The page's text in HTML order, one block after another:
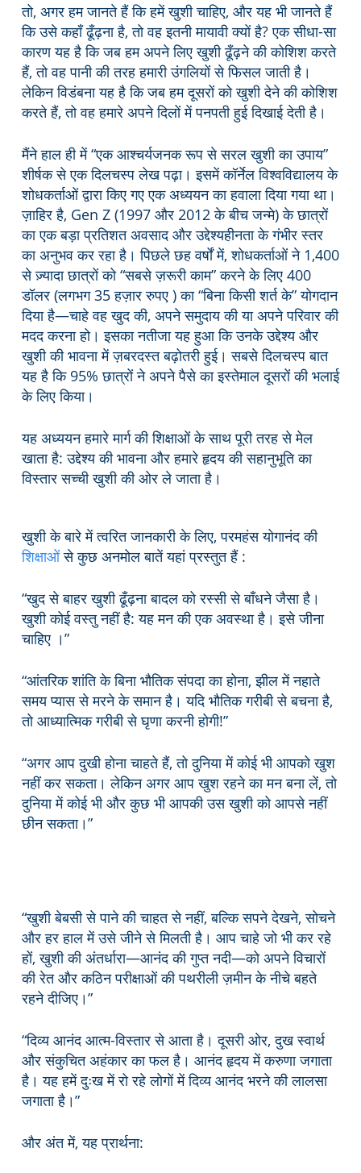
तो, अगर हम जानते हैं कि हमें खुशी चाहिए, और यह भी जानते हैं
कि उसे कहाँ ढूँढ़ना है, तो वह इतनी मायावी क्यों है? एक सीधा-सा
कारण यह है कि जब हम अपने लिए खुशी ढूँढ़ने की कोशिश करते
हैं, तो वह पानी की तरह हमारी उंगलियों से फिसल जाती है।
लेकिन विडंबना यह है कि जब हम दूसरों को खुशी देने की कोशिश
करते हैं, तो वह हमारे अपने दिलों में पनपती हुई दिखाई देती है।
मैंने हाल ही में “एक आश्चर्यजनक रूप से सरल खुशी का उपाय”
शीर्षक से एक दिलचस्प लेख पढ़ा। इसमें कॉर्नेल विश्वविद्यालय के
शोधकर्ताओं द्वारा किए गए एक अध्ययन का हवाला दिया गया था।
ज़ाहिर है, Gen Z (1997 और 2012 के बीच जन्मे) के छात्रों
का एक बड़ा प्रतिशत अवसाद और उद्देश्यहीनता के गंभीर स्तर
का अनुभव कर रहा है। पिछले छह वर्षों में, शोधकर्ताओं ने 1,400
से ज़्यादा छात्रों को “सबसे ज़रूरी काम” करने के लिए 400
डॉलर (लगभग 35 हज़ार रुपए ) का “बिना किसी शर्त के” योगदान
दिया है—चाहे वह खुद की, अपने समुदाय की या अपने परिवार की
मदद करना हो। इसका नतीजा यह हुआ कि उनके उद्देश्य और
खुशी की भावना में ज़बरदस्त बढ़ोतरी हुई। सबसे दिलचस्प बात
यह है कि 95% छात्रों ने अपने पैसे का इस्तेमाल दूसरों की भलाई
के लिए किया।
यह अध्ययन हमारे मार्ग की शिक्षाओं के साथ पूरी तरह से मेल
खाता है: उद्देश्य की भावना और हमारे हृदय की सहानुभूति का
विस्तार सच्ची खुशी की ओर ले जाता है।
खुशी के बारे में त्वरित जानकारी के लिए, परमहंस योगानंद की
शिक्षाओंसे कुछ अनमोल बातें यहां प्रस्तुत हैं :
“खुद से बाहर खुशी ढूँढ़ना बादल को रस्सी से बाँधने जैसा है।
खुशी कोई वस्तु नहीं है: यह मन की एक अवस्था है। इसे जीना
चाहिए ।”
“आंतरिक शांति के बिना भौतिक संपदा का होना, झील में नहाते
समय प्यास से मरने के समान है। यदि भौतिक गरीबी से बचना है,
तो आध्यात्मिक गरीबी से घृणा करनी होगी!”
“अगर आप दुखी होना चाहते हैं, तो दुनिया में कोई भी आपको खुश
नहीं कर सकता। लेकिन अगर आप खुश रहने का मन बना लें, तो
दुनिया में कोई भी और कुछ भी आपकी उस खुशी को आपसे नहीं
छीन सकता।”
“खुशी बेबसी से पाने की चाहत से नहीं, बल्कि सपने देखने, सोचने
और हर हाल में उसे जीने से मिलती है। आप चाहे जो भी कर रहे
हों, खुशी की अंतर्धारा—आनंद की गुप्त नदी—को अपने विचारों
की रेत और कठिन परीक्षाओं की पथरीली ज़मीन के नीचे बहते
रहने दीजिए।”
“दिव्य आनंद आत्म-विस्तार से आता है। दूसरी ओर, दुख स्वार्थ
और संकुचित अहंकार का फल है। आनंद हृदय में करुणा जगाता
है। यह हमें दुःख में रो रहे लोगों में दिव्य आनंद भरने की लालसा
जगाता है।”
और अंत में, यह प्रार्थना: